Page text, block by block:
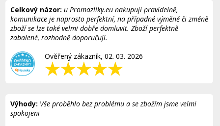
Celkový názor: u Promazliky.eu nakupuji pravidelně,
komunikace je naprosto perfektní, na případné výměně či změně
zboží se lze také velmi dobře domluvit. Zboží perfektně
zabalené, rozhodně doporučuji.
Ověřený zákazník, 02. 03. 2026
Výhody: Vše proběhlo bez problému a se zbožím jsme velmi
spokojeni